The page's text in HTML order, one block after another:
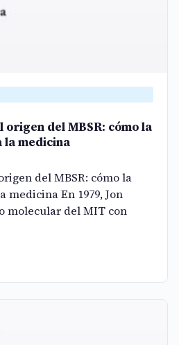
origen del MBSR: cómo la
la medicina
del MBSR: cómo la
En 1979, Jon
molecular del MIT con